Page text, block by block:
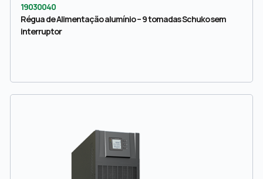
19030040
Régua de Alimentação alumínio – 9 tomadas Schuko sem
interruptor